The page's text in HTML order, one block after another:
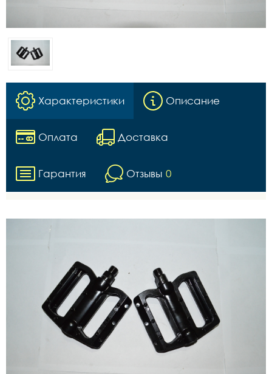
Характеристики Описание
Оплата Доставка
Гарантия Отзывы 0